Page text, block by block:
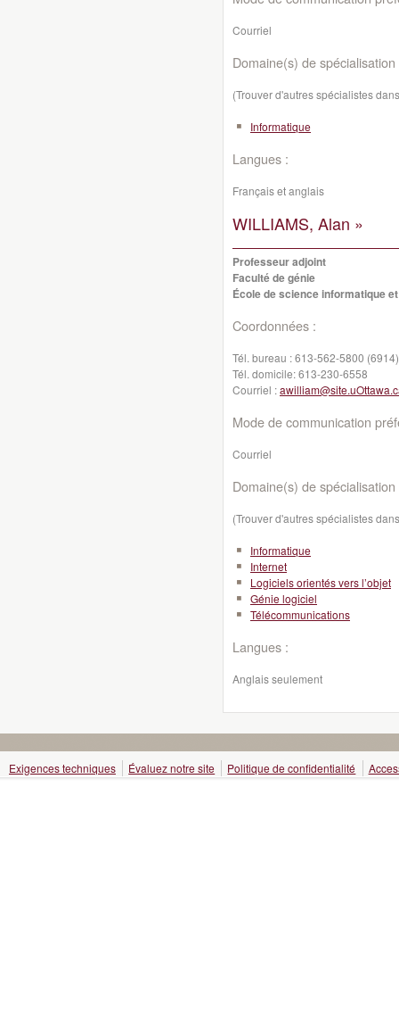
Courriel
Domaine(s) de spécialisation
(Trouver d'autres spécialistes
Informatique
Langues :
Français et anglais
WILLIAMS, Alan »
Professeur adjoint
Faculté de génie
École de science informatique
Coordonnées :
Tél. bureau :613-562-5800 (6914)
Tél. domicile:613-230-6558
Courriel :
Mode de communication
Courriel
Domaine(s) de spécialisation
(Trouver d'autres spécialistes
Informatique
Internet
Logiciels orientés vers l’objet
Génie logiciel
Télécommunications
Langues :
Anglais seulement
Exigences techniques Évaluez notre site Politique de confidentialité